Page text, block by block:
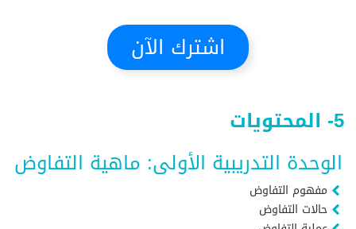
اشترك الآن
5- المحتويات
الوحدة التدريبية الأولى: ماهية التفاوض
مفهوم التفاوض
حالات التفاوض